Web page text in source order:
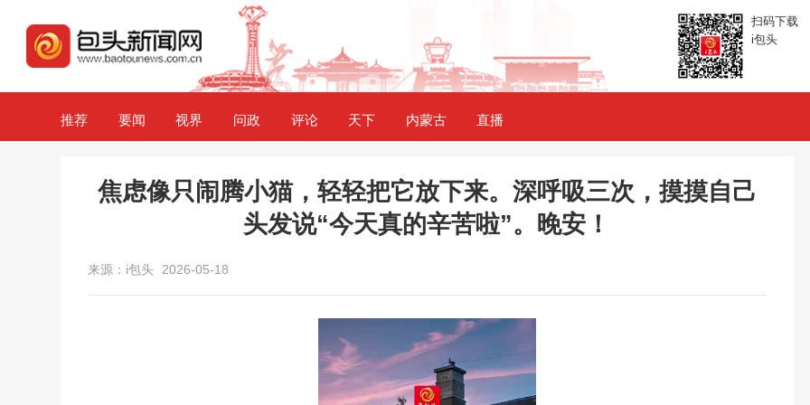
扫码下载
i包头
推荐 要闻 视界 问政 评论 天下 内蒙古 直播
焦虑像只闹腾小猫，轻轻把它放下来。深呼吸三次，摸摸自己
头发说“今天真的辛苦啦”。晚安！
来源：i包头 2026-05-18